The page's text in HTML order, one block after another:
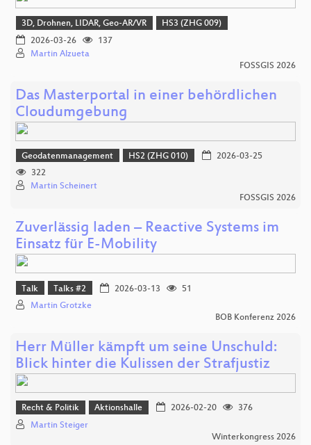
3D, Drohnen, LIDAR, Geo-AR/VR
HS3 (ZHG 009)
2026-03-26
137
Martin Alzueta
FOSSGIS 2026
Das Masterportal in einer behördlichen
Cloudumgebung
Geodatenmanagement HS2 (ZHG 010)
2026-03-25
322
Martin Scheinert
FOSSGIS 2026
Zuverlässig laden – Reactive Systems im
Einsatz für E-Mobility
Talk Talks #2 2026-03-13
51
Martin Grotzke
BOB Konferenz 2026
Herr Müller kämpft um seine Unschuld:
Blick hinter die Kulissen der Strafjustiz
Recht & Politik Aktionshalle 2026-02-20
376
Martin Steiger
Winterkongress 2026